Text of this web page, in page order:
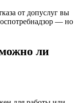
от допуслуг вы
— но
ли